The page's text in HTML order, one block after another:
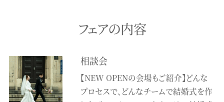
フェアの内容
相談会
【NEW OPENの会場もご紹介】どんな
プロセスで、どんなチームで結婚式を作